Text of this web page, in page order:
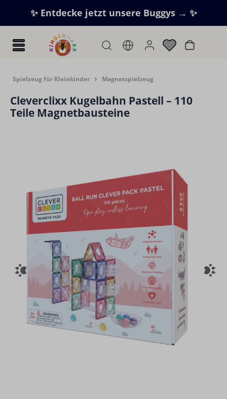
Zum Hauptinhalt springen
✨ Entdecke jetzt unsere Buggys → ✨
Spielzeug für Kleinkinder Magnetspielzeug
Cleverclixx Kugelbahn Pastell – 110
Teile Magnetbausteine